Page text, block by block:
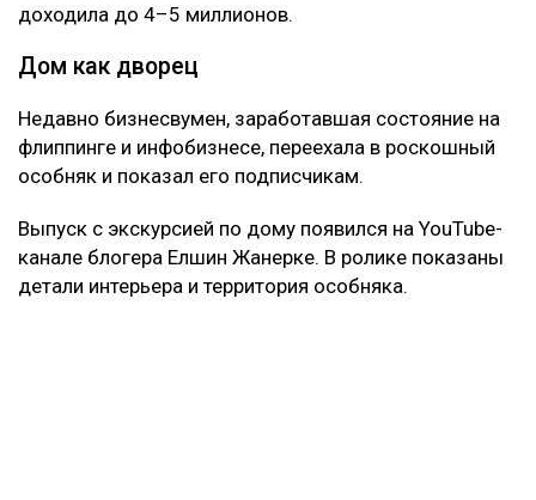
доходила до 4–5 миллионов.
Дом как дворец
Недавно бизнесвумен, заработавшая состояние на
флиппинге и инфобизнесе, переехала в роскошный
особняк и показал его подписчикам.
Выпуск с экскурсией по дому появился на YouTube-
канале блогера Елшин Жанерке. В ролике показаны
детали интерьера и территория особняка.